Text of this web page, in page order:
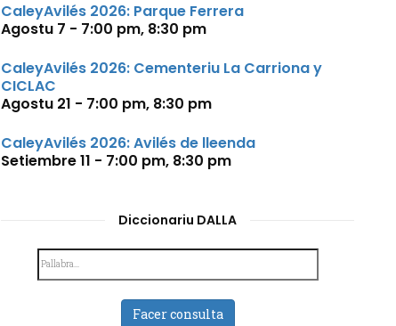
CaleyAvilés 2026: Parque Ferrera
Agostu 7 - 7:00 pm, 8:30 pm
CaleyAvilés 2026: Cementeriu La Carriona y
CICLAC
Agostu 21 - 7:00 pm, 8:30 pm
CaleyAvilés 2026: Avilés de lleenda
Setiembre 11 - 7:00 pm, 8:30 pm
Diccionariu DALLA
Facer consulta